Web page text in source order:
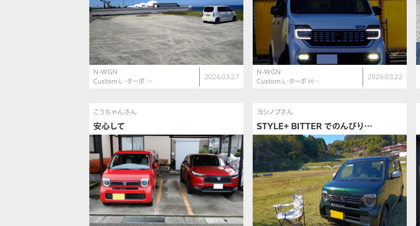
N-WGN
Custom L ・ターボ …
2026.03.27
N-WGN
Custom L・ターボ H…
2026.03.22
こうちゃんさん
安心して
ヨシノブさん
STYLE＋ BITTER でのんびり…